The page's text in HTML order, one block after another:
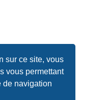
sur ce site, vous
vous permettant
de navigation